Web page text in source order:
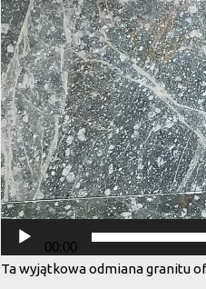
video
00:00
Ta wyjątkowa odmiana granitu